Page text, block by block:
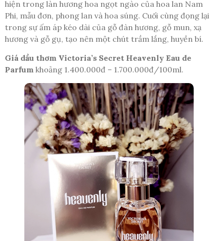
hiện trong làn hương hoa ngọt ngào của hoa lan Nam
Phi, mẫu đơn, phong lan và hoa súng. Cuối cùng đọng lại
trong sự ấm áp kéo dài của gỗ đàn hương, gỗ mun, xạ
hương và gỗ gụ, tạo nên một chút trầm lắng, huyền bí.
Giá dầu thơm Victoria’s Secret Heavenly Eau de
Parfum khoảng 1.400.000đ – 1.700.000đ/100ml.